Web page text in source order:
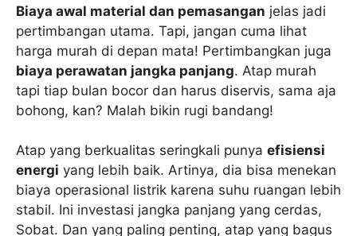
Biaya awal material dan pemasangan jelas jadi
pertimbangan utama. Tapi, jangan cuma lihat
harga murah di depan mata! Pertimbangkan juga
biaya perawatan jangka panjang. Atap murah
tapi tiap bulan bocor dan harus diservis, sama aja
bohong, kan? Malah bikin rugi bandang!
Atap yang berkualitas seringkali punya efisiensi
energi yang lebih baik. Artinya, dia bisa menekan
biaya operasional listrik karena suhu ruangan lebih
stabil. Ini investasi jangka panjang yang cerdas,
Sobat. Dan yang paling penting, atap yang bagus